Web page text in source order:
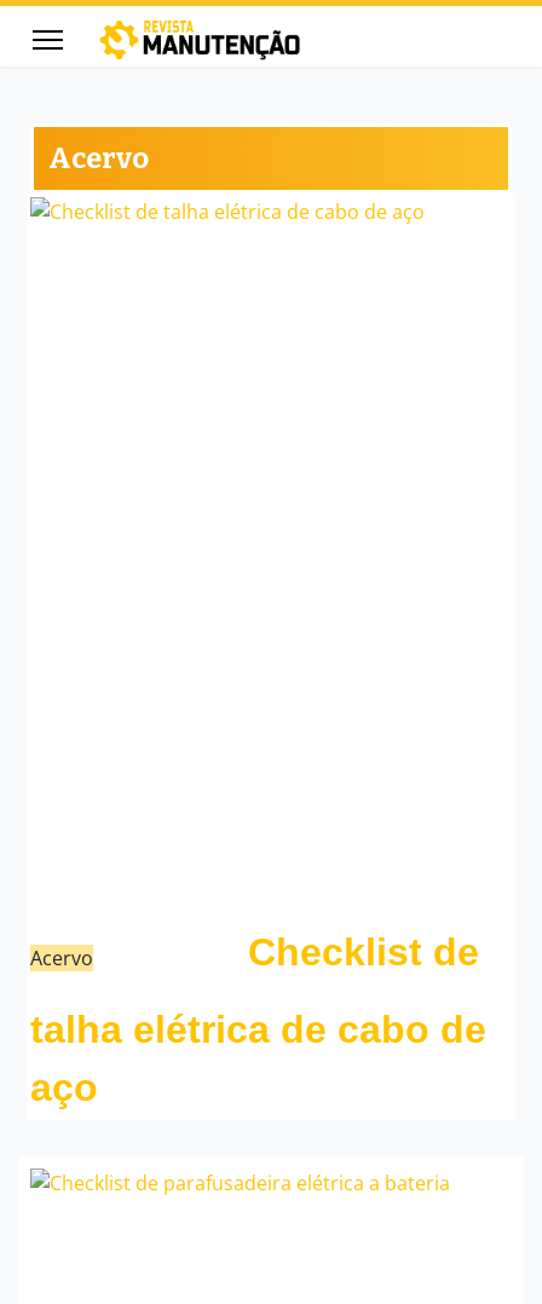
Acervo
Acervo
Checklist de
talha elétrica de cabo de
aço
for results.